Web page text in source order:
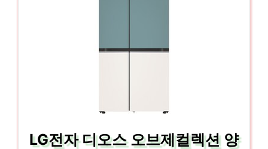
LG전자 디오스 오브제컬렉션 양